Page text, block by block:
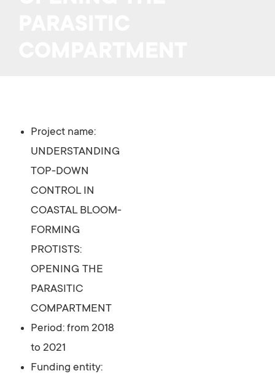
Project name:
UNDERSTANDING
TOP-DOWN
CONTROL IN
COASTAL BLOOM-
FORMING
PROTISTS:
OPENING THE
PARASITIC
COMPARTMENT
Period: from 2018
to 2021
Funding entity: